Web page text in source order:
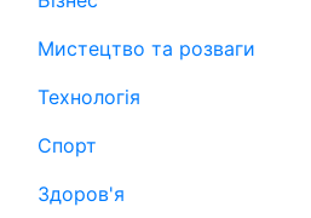
Мистецтво та розваги
Технологія
Спорт
Здоров'я